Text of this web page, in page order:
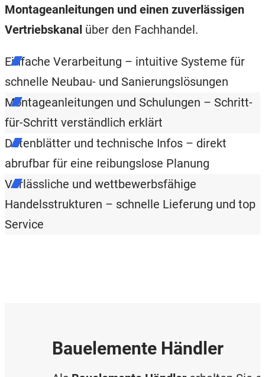
Montageanleitungen und einen zuverlässigen
Vertriebskanal über den Fachhandel.
Einfache Verarbeitung – intuitive Systeme für
schnelle Neubau- und Sanierungslösungen
Montageanleitungen und Schulungen – Schritt-
für-Schritt verständlich erklärt
Datenblätter und technische Infos – direkt
abrufbar für eine reibungslose Planung
Verlässliche und wettbewerbsfähige
Handelsstrukturen – schnelle Lieferung und top
Service
Bauelemente Händler